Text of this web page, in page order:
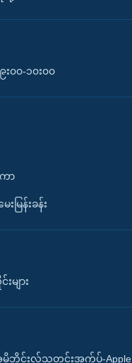
း၀၀-၁၀း၀၀
ာ
မြန်းခန်း
များ
ဘိုင်းလ်သတင်းအက်ပ်-Apple